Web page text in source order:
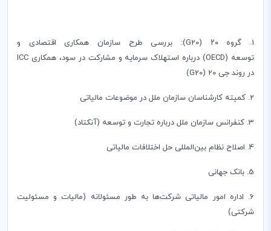
1. گروه ۲۰ ( G20): بررسی طرح سازمان همکاری اقتصادی و
توسعه (OECD) درباره استهلاک سرمایه و مشارکت در سود، همکاری ICC
در روند جی 20 (
G20
)
2. کمیته کارشناسان سازمان ملل در موضوعات مالیاتی
3. کنفرانس سازمان ملل درباره تجارت و توسعه (آنکتاد)
4. اصلاح نظام بین‌المللی حل اختلافات مالیاتی
5. بانک جهانی
6. اداره امور مالیاتی شرکت‌ها به طور مسئولانه (مالیات و مسئولیت
شرکتی)